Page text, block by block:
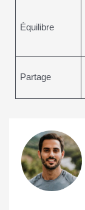
Équilibre
Partage